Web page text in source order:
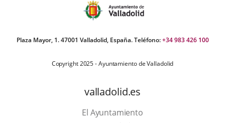
Plaza Mayor, 1. 47001 Valladolid, España. Teléfono:+34 983 426 100
Copyright 2025 - Ayuntamiento de Valladolid
valladolid.es
El Ayuntamiento